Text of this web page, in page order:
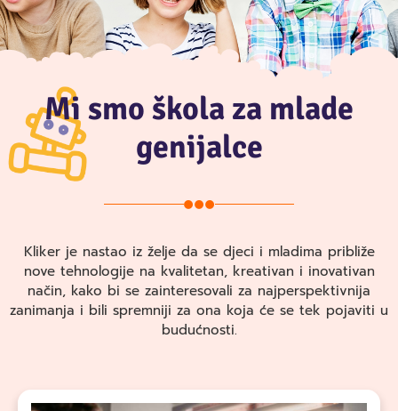
Mi smo škola za mlade
genijalce
Kliker je nastao iz želje da se djeci i mladima približe
nove tehnologije na kvalitetan, kreativan i inovativan
način, kako bi se zainteresovali za najperspektivnija
zanimanja i bili spremniji za ona koja će se tek pojaviti u
budućnosti.